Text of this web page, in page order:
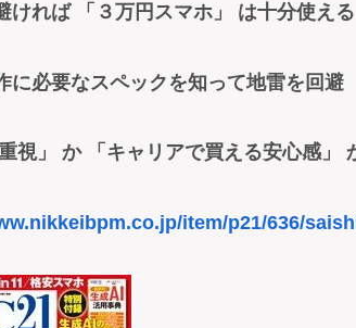
ければ 「３万円スマホ」 は十分使える
に必要なスペックを知って地雷を回避
視」 か 「キャリアで買える安心感」
item/p21/636/